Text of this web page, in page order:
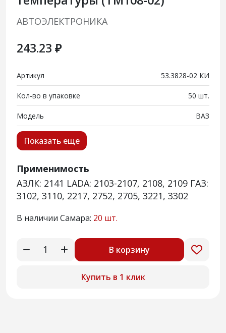
АВТОЭЛЕКТРОНИКА
243.23 ₽
Артикул 53.3828-02 КИ
Кол-во в упаковке 50 шт.
Модель ВАЗ
Показать еще
Применимость
АЗЛК: 2141 LADA: 2103-2107, 2108, 2109 ГАЗ:
3102, 3110, 2217, 2752, 2705, 3221, 3302
В наличии Самара: 20 шт.
В корзину
Купить в 1 клик